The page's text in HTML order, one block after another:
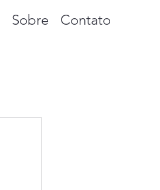
Sobre Contato